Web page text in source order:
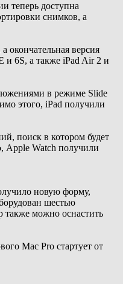
теперь доступна
снимков, а
окончательная версия
и 6S, а также iPad Air 2 и
в режиме Slide
этого, iPad получили
поиск в котором будет
Apple Watch получили
новую форму,
шестью
также можно оснастить
Mac Pro стартует от